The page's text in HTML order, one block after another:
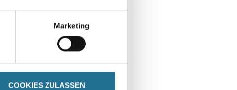
Marketing
COOKIES ZULASSEN